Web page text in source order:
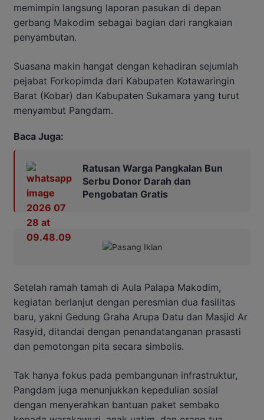
memimpin langsung laporan pasukan di depan
gerbang Makodim sebagai bagian dari rangkaian
penyambutan.
Suasana makin hangat dengan kehadiran sejumlah
pejabat Forkopimda dari Kabupaten Kotawaringin
Barat (Kobar) dan Kabupaten Sukamara yang turut
menyambut Pangdam.
Baca Juga:
Ratusan Warga Pangkalan Bun
Serbu Donor Darah dan
Pengobatan Gratis
Setelah ramah tamah di Aula Palapa Makodim,
kegiatan berlanjut dengan peresmian dua fasilitas
baru, yakni Gedung Graha Arupa Datu dan Masjid Ar
Rasyid, ditandai dengan penandatanganan prasasti
dan pemotongan pita secara simbolis.
Tak hanya fokus pada pembangunan infrastruktur,
Pangdam juga menunjukkan kepedulian sosial
dengan menyerahkan bantuan paket sembako